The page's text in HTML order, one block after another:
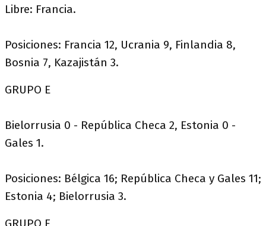
Libre: Francia.
Posiciones: Francia 12, Ucrania 9, Finlandia 8,
Bosnia 7, Kazajistán 3.
GRUPO E
Bielorrusia 0 - República Checa 2, Estonia 0 -
Gales 1.
Posiciones: Bélgica 16; República Checa y Gales 11;
Estonia 4; Bielorrusia 3.